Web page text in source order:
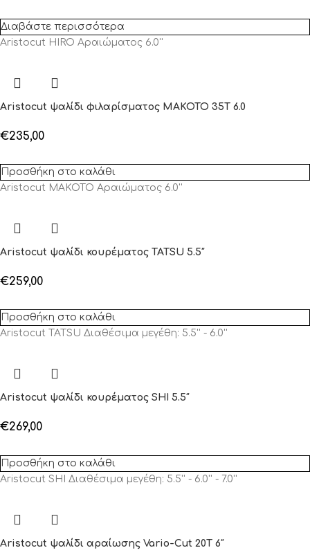
Διαβάστε περισσότερα
Aristocut HIRO Αραιώματος 6.0''
Aristocut ψαλίδι φιλαρίσματος MAKOTO 35T 6.0
€235,00
Προσθήκη στο καλάθι
Aristocut MAKOTO Αραιώματος 6.0''
Aristocut ψαλίδι κουρέματος TATSU 5.5″
€259,00
Προσθήκη στο καλάθι
Aristocut TATSU Διαθέσιμα μεγέθη: 5.5'' - 6.0''
Aristocut ψαλίδι κουρέματος SHI 5.5″
€269,00
Προσθήκη στο καλάθι
Aristocut SHI Διαθέσιμα μεγέθη: 5.5'' - 6.0'' - 7.0''
Aristocut ψαλίδι αραίωσης Vario-Cut 20T 6″